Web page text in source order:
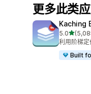
更多此类
Kaching
5.0星（满
总共 5088
利用阶梯
Built